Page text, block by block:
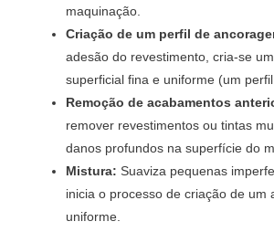
maquinação.
Criação de um perfil de
adesão do revestimento, cria-se
superficial fina e uniforme (um perfil
Remoção de acabamentos
remover revestimentos ou tintas
danos profundos na superfície do
Mistura: Suaviza pequenas
inicia o processo de criação de um
uniforme.